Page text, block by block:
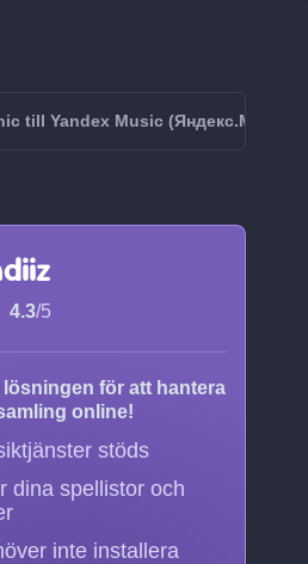
till Yandex Music (Яндекс.Музыка)
4.3/5
lösningen för att hantera
online!
stöds
dina spellistor och
inte installera